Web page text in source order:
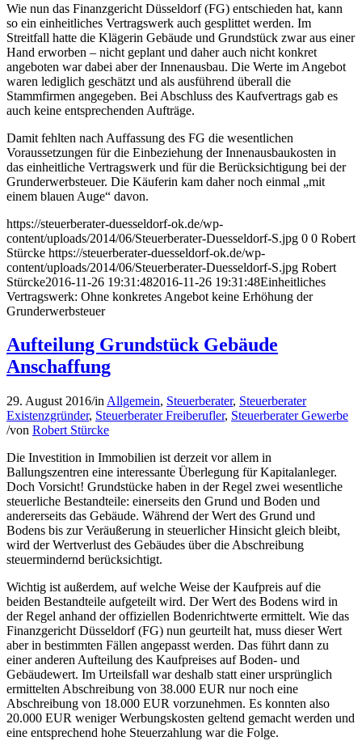
Wie nun das Finanzgericht Düsseldorf (FG) entschieden hat, kann
so ein einheitliches Vertragswerk auch gesplittet werden. Im
Streitfall hatte die Klägerin Gebäude und Grundstück zwar aus einer
Hand erworben – nicht geplant und daher auch nicht konkret
angeboten war dabei aber der Innenausbau. Die Werte im Angebot
waren lediglich geschätzt und als ausführend überall die
Stammfirmen angegeben. Bei Abschluss des Kaufvertrags gab es
auch keine entsprechenden Aufträge.
Damit fehlten nach Auffassung des FG die wesentlichen
Voraussetzungen für die Einbeziehung der Innenausbaukosten in
das einheitliche Vertragswerk und für die Berücksichtigung bei der
Grunderwerbsteuer. Die Käuferin kam daher noch einmal „mit
einem blauen Auge“ davon.
https://steuerberater-duesseldorf-ok.de/wp-
content/uploads/2014/06/Steuerberater-Duesseldorf-S.jpg 0 0 Robert
Stürcke https://steuerberater-duesseldorf-ok.de/wp-
content/uploads/2014/06/Steuerberater-Duesseldorf-S.jpg Robert
Stürcke2016-11-26 19:31:482016-11-26 19:31:48Einheitliches
Vertragswerk: Ohne konkretes Angebot keine Erhöhung der
Grunderwerbsteuer
Aufteilung Grundstück Gebäude
Anschaffung
29. August 2016/in Allgemein, Steuerberater, Steuerberater
Existenzgründer, Steuerberater Freiberufler, Steuerberater Gewerbe
/von Robert Stürcke
Die Investition in Immobilien ist derzeit vor allem in
Ballungszentren eine interessante Überlegung für Kapitalanleger.
Doch Vorsicht! Grundstücke haben in der Regel zwei wesentliche
steuerliche Bestandteile: einerseits den Grund und Boden und
andererseits das Gebäude. Während der Wert des Grund und
Bodens bis zur Veräußerung in steuerlicher Hinsicht gleich bleibt,
wird der Wertverlust des Gebäudes über die Abschreibung
steuermindernd berücksichtigt.
Wichtig ist außerdem, auf welche Weise der Kaufpreis auf die
beiden Bestandteile aufgeteilt wird. Der Wert des Bodens wird in
der Regel anhand der offiziellen Bodenrichtwerte ermittelt. Wie das
Finanzgericht Düsseldorf (FG) nun geurteilt hat, muss dieser Wert
aber in bestimmten Fällen angepasst werden. Das führt dann zu
einer anderen Aufteilung des Kaufpreises auf Boden- und
Gebäudewert. Im Urteilsfall war deshalb statt einer ursprünglich
ermittelten Abschreibung von 38.000 EUR nur noch eine
Abschreibung von 18.000 EUR vorzunehmen. Es konnten also
20.000 EUR weniger Werbungskosten geltend gemacht werden und
eine entsprechend hohe Steuerzahlung war die Folge.